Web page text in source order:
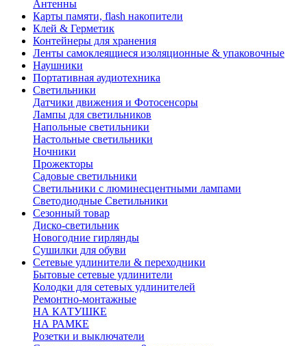
Антенны
Карты памяти, flash накопители
Клей & Герметик
Контейнеры для хранения
Ленты самоклеящиеся изоляционные & упаковочные
Наушники
Портативная аудиотехника
Светильники
Датчики движения и Фотосенсоры
Лампы для светильников
Напольные светильники
Настольные светильники
Ночники
Прожекторы
Садовые светильники
Светильники с люминесцентными лампами
Светодиодные Светильники
Сезонный товар
Диско-светильник
Новогодние гирлянды
Сушилки для обуви
Сетевые удлинители & переходники
Бытовые сетевые удлинители
Колодки для сетевых удлинителей
Ремонтно-монтажные
НА КАТУШКЕ
НА РАМКЕ
Розетки и выключатели